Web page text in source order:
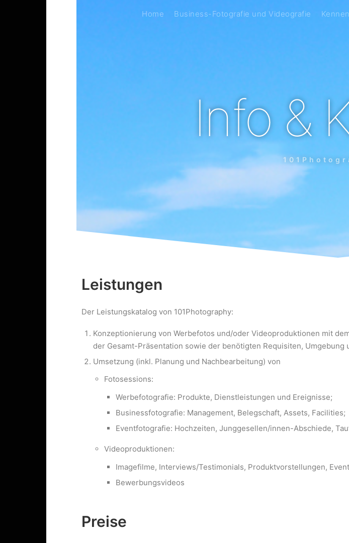
Home Business-Fotografie und Videografie
Info &
Leistungen
Der Leistungskatalog von 101Photography:
Konzeptionierung von Werbefotos und/oder Videoproduktionen mit
der Gesamt-Präsentation sowie der benötigten Requisiten, Umgebung
Umsetzung (inkl. Planung und Nachbearbeitung) von
Fotosessions:
Werbefotografie: Produkte, Dienstleistungen und Ereignisse;
Businessfotografie: Management, Belegschaft, Assets, Facilities;
Eventfotografie: Hochzeiten, Junggesellen/innen-Abschiede,
Videoproduktionen:
Imagefilme, Interviews/Testimonials, Produktvorstellungen,
Bewerbungsvideos
Preise